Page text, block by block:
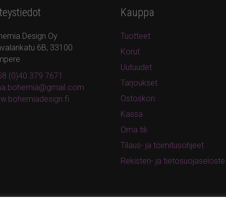
Design Oy
6B, 33100
(0)40 379 7671
Kauppa
Tuotteet
Korut
Uutuudet
Tarjoukset
Ostoskori
Kassa
Oma tili
Tilaus- ja toimitusohjeet
Rekisteri- ja tietosuojaseloste